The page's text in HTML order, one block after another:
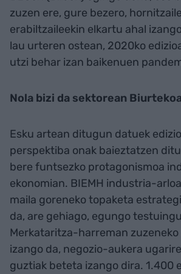
zuzen ere, gure bezero,
erabiltzaileekin elkartu ahal
lau urteren ostean, 2020ko
utzi behar izan baikenuen
Nola bizi da sektorean
Esku artean ditugun datuek
perspektiba onak baieztatzen
bere funtsezko protagonismoa
ekonomian. BIEMH industria-
maila goreneko topaketa
da, are gehiago, egungo
Merkataritza-harreman zuzeneko
izango da, negozio-aukera
guztiak beteta izango dira. 1.400